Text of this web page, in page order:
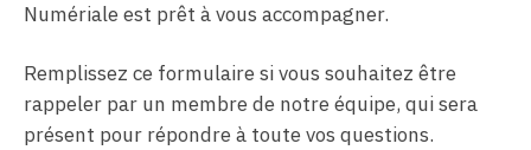
Numériale est prêt à vous accompagner.
Remplissez ce formulaire si vous souhaitez être
rappeler par un membre de notre équipe, qui sera
présent pour répondre à toute vos questions.